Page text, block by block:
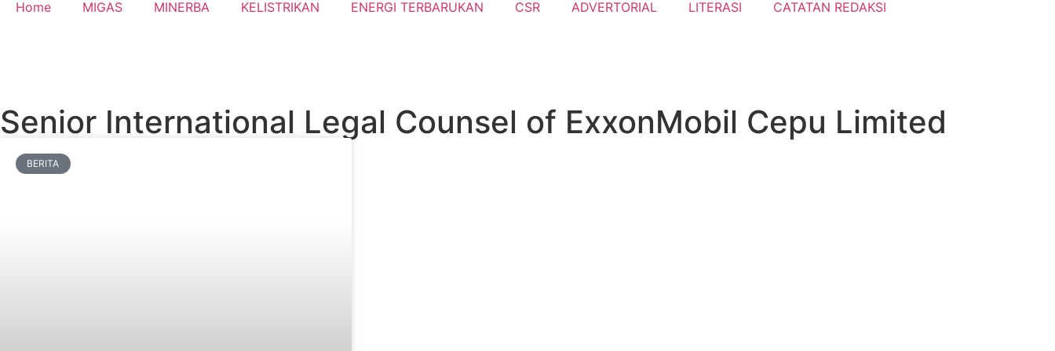
Home MIGAS MINERBA KELISTRIKAN ENERGI TERBARUKAN CSR ADVERTORIAL LITERASI CATATAN REDAKSI
Senior International Legal Counsel of ExxonMobil Cepu Limited
BERITA